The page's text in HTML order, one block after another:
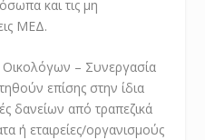
και τις μη
ΜΕΔ.
– Συνεργασία
επίσης στην ίδια
δανείων από τραπεζικά
ή εταιρείες/οργανισμούς